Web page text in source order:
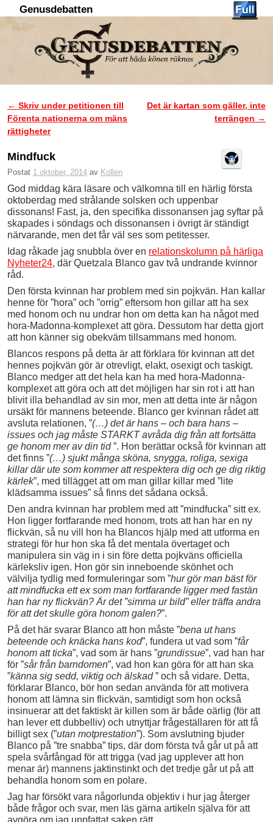
Genusdebatten
Inläggsnavigering
← Skriv under petitionen till
Förenta nationerna om mäns
rättigheter
Det är kartan som gäller, inte
terrängen →
Mindfuck
Postat 1 oktober, 2014 av Kollen
God middag kära läsare och välkomna till en härlig första
oktoberdag med strålande solsken och uppenbar
dissonans! Fast, ja, den specifika dissonansen jag syftar på
skapades i söndags och dissonansen i övrigt är ständigt
närvarande, men det får väl ses som petitesser.
Idag råkade jag snubbla över en relationskolumn på härliga
Nyheter24, där Quetzala Blanco gav två undrande kvinnor
råd.
Den första kvinnan har problem med sin pojkvän. Han kallar
henne för ”hora” och ”orrig” eftersom hon gillar att ha sex
med honom och nu undrar hon om detta kan ha något med
hora-Madonna-komplexet att göra. Dessutom har detta gjort
att hon känner sig obekväm tillsammans med honom.
Blancos respons på detta är att förklara för kvinnan att det
hennes pojkvän gör är otrevligt, elakt, osexigt och taskigt.
Blanco medger att det hela kan ha med hora-Madonna-
komplexet att göra och att det möjligen har sin rot i att han
blivit illa behandlad av sin mor, men att detta inte är någon
ursäkt för mannens beteende. Blanco ger kvinnan rådet att
avsluta relationen, ”(…) det är hans – och bara hans –
issues och jag måste STARKT avråda dig från att fortsätta
ge honom mer av din tid”. Hon berättar också för kvinnan att
det finns ”(…) sjukt många sköna, snygga, roliga, sexiga
killar där ute som kommer att respektera dig och ge dig riktig
kärlek”, med tillägget att om man gillar killar med ”lite
klädsamma issues” så finns det sådana också.
Den andra kvinnan har problem med att ”mindfucka” sitt ex.
Hon ligger fortfarande med honom, trots att han har en ny
flickvän, så nu vill hon ha Blancos hjälp med att utforma en
strategi för hur hon ska få det mentala övertaget och
manipulera sin väg in i sin före detta pojkväns officiella
kärleksliv igen. Hon gör sin inneboende skönhet och
välvilja tydlig med formuleringar som ”hur gör man bäst för
att mindfucka ett ex som man fortfarande ligger med fastän
han har ny flickvän? Är det ”simma ur bild” eller träffa andra
för att det skulle göra honom galen?”.
På det här svarar Blanco att hon måste ”bena ut hans
beteende och knäcka hans kod”, fundera ut vad som ”får
honom att ticka”, vad som är hans ”grundissue”, vad han har
för ”sår från barndomen”, vad hon kan göra för att han ska
”känna sig sedd, viktig och älskad” och så vidare. Detta,
förklarar Blanco, bör hon sedan använda för att motivera
honom att lämna sin flickvän, samtidigt som hon också
insinuerar att det faktiskt är killen som är både oärlig (för att
han lever ett dubbelliv) och utnyttjar frågeställaren för att få
billigt sex (”utan motprestation”). Som avslutning bjuder
Blanco på ”tre snabba” tips, där dom första två går ut på att
spela svårfångad för att trigga (vad jag upplever att hon
menar är) mannens jaktinstinkt och det tredje går ut på att
behandla honom som en polare.
Jag har försökt vara någorlunda objektiv i hur jag återger
både frågor och svar, men läs gärna artikeln själva för att
avgöra om jag uppfattat saken rätt.